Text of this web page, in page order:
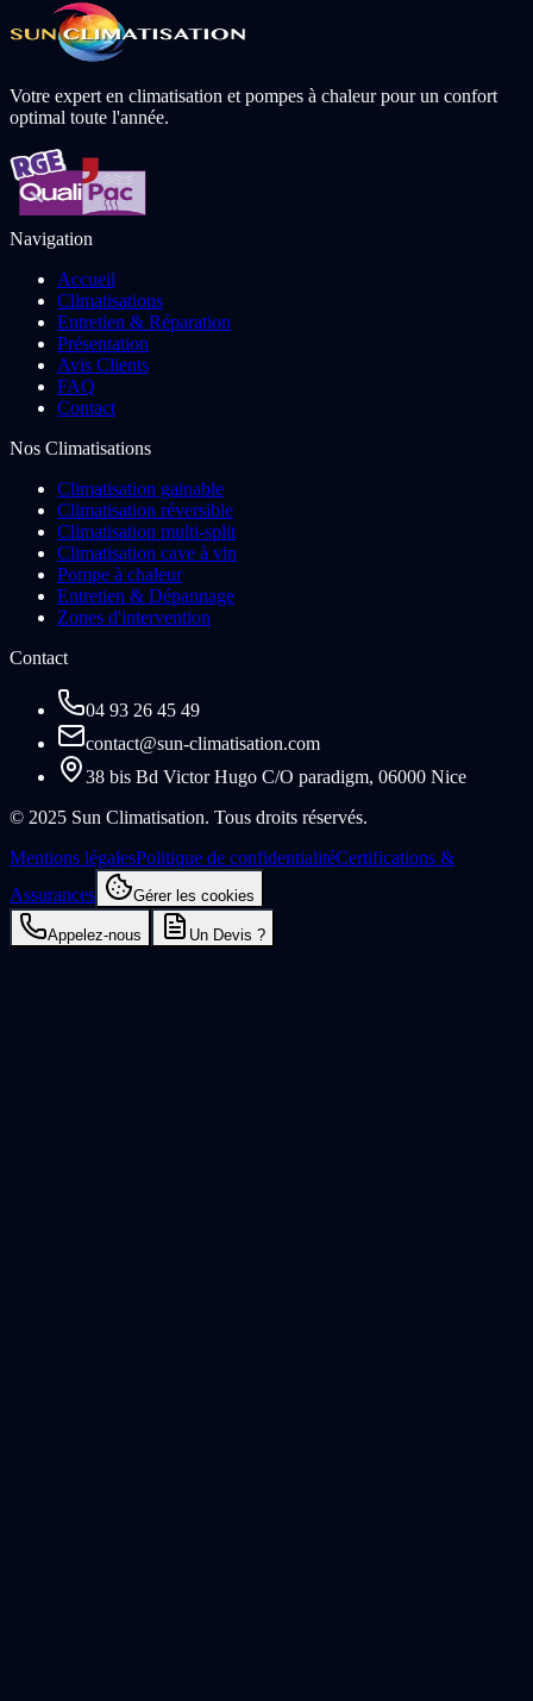
Votre expert en climatisation et pompes à chaleur pour un confort
optimal toute l'année.
Navigation
Accueil
Climatisations
Entretien & Réparation
Présentation
Avis Clients
FAQ
Contact
Nos Climatisations
Climatisation gainable
Climatisation réversible
Climatisation multi-split
Climatisation cave à vin
Pompe à chaleur
Entretien & Dépannage
Zones d'intervention
Contact
04 93 26 45 49
contact@sun-climatisation.com
38 bis Bd Victor Hugo C/O paradigm, 06000 Nice
© 2025 Sun Climatisation. Tous droits réservés.
Mentions légalesPolitique de confidentialitéCertifications &
Assurances
Gérer les cookies
Appelez-nous Un Devis ?